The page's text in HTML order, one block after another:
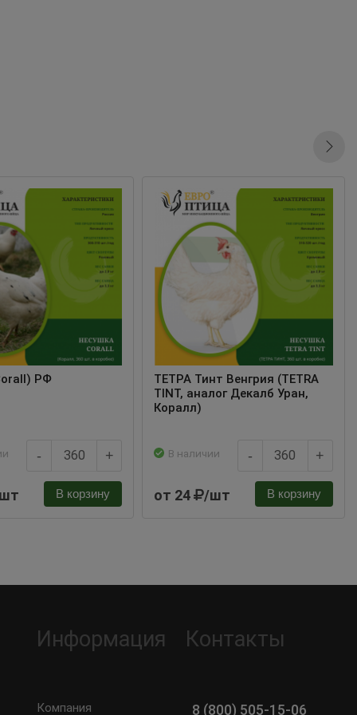
РФ
- +
В корзину
ТЕТРА Тинт Венгрия (TETRA
TINT, аналог Декалб Уран,
Коралл)
В наличии - +
от 24 /шт В корзину
Информация
Компания
Контакты
8 (800) 505-15-06